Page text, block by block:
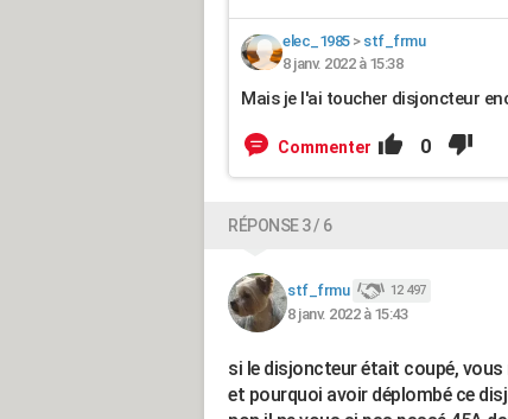
elec_1985> stf_frmu
8 janv. 2022 à 15:38
Mais je l'ai toucher disjoncteur
Commenter 0
RÉPONSE 3 / 6
stf_frmu 12 497
8 janv. 2022 à 15:43
si le disjoncteur était coupé, vous
et pourquoi avoir déplombé ce